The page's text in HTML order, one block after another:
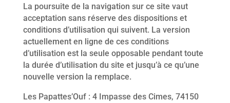
La poursuite de la navigation sur ce site vaut
acceptation sans réserve des dispositions et
conditions d’utilisation qui suivent. La version
actuellement en ligne de ces conditions
d’utilisation est la seule opposable pendant toute
la durée d’utilisation du site et jusqu’à ce qu’une
nouvelle version la remplace.
Les Papattes’Ouf : 4 Impasse des Cimes, 74150